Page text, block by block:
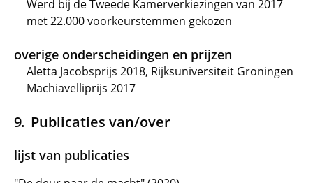
Werd bij de Tweede Kamerverkiezingen van 2017
met 22.000 voorkeurstemmen gekozen
overige onderscheidingen en prijzen
Aletta Jacobsprijs 2018, Rijksuniversiteit Groningen
Machiavelliprijs 2017
Publicaties van/over
lijst van publicaties